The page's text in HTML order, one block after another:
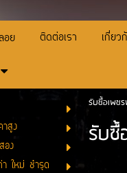
อย ติดต่อเรา เกี่ยว
สูง
อง
า ใหม่ ชำรุด
รับซื้อเพช
รับซื้